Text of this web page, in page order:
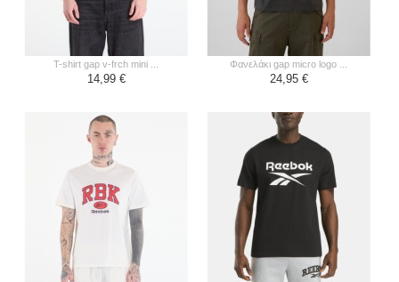
t-shirt gap v-frch mini ...
14,99 €
φανελάκι gap micro logo ...
24,95 €